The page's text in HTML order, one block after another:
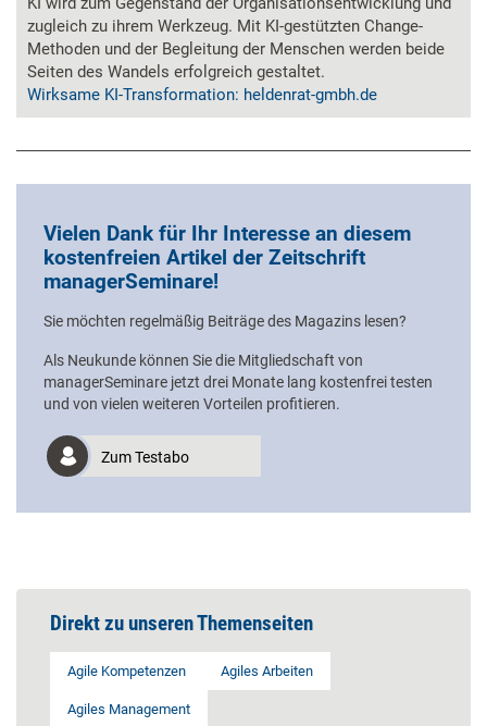
zugleich zu ihrem Werkzeug. Mit KI-gestützten Change-
Methoden und der Begleitung der Menschen werden beide
Seiten des Wandels erfolgreich gestaltet.
Wirksame KI-Transformation: heldenrat-gmbh.de
Vielen Dank für Ihr Interesse an diesem
kostenfreien Artikel der Zeitschrift
managerSeminare!
Sie möchten regelmäßig Beiträge des Magazins lesen?
Als Neukunde können Sie die Mitgliedschaft von
managerSeminare jetzt drei Monate lang kostenfrei testen
und von vielen weiteren Vorteilen profitieren.
Zum Testabo
Direkt zu unseren Themenseiten
Agile Kompetenzen Agiles Arbeiten
Agiles Management